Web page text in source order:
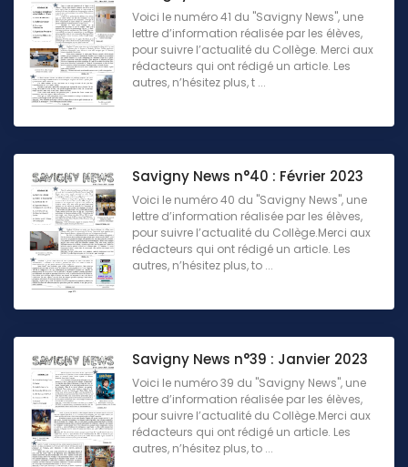
Voici le numéro 41 du "Savigny News", une
lettre d’information réalisée par les élèves,
pour suivre l’actualité du Collège. Merci aux
rédacteurs qui ont rédigé un article. Les
autres, n’hésitez plus, t ...
Savigny News n°40 : Février 2023
Voici le numéro 40 du "Savigny News", une
lettre d’information réalisée par les élèves,
pour suivre l’actualité du Collège.Merci aux
rédacteurs qui ont rédigé un article. Les
autres, n’hésitez plus, to ...
Savigny News n°39 : Janvier 2023
Voici le numéro 39 du "Savigny News", une
lettre d’information réalisée par les élèves,
pour suivre l’actualité du Collège.Merci aux
rédacteurs qui ont rédigé un article. Les
autres, n’hésitez plus, to ...